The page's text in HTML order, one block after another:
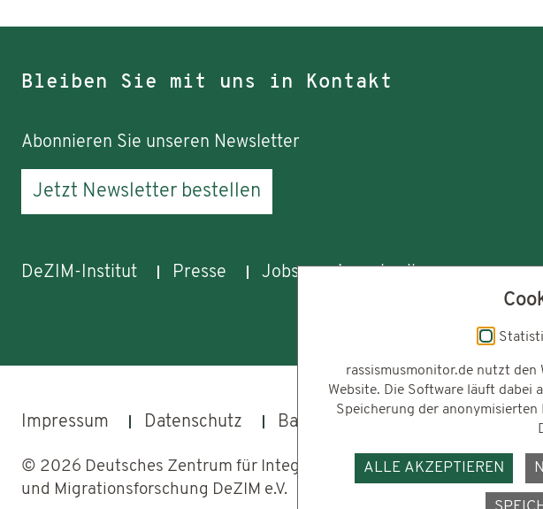
Bleiben Sie mit uns in Kontakt
Abonnieren Sie unseren Newsletter
Jetzt Newsletter bestellen
DeZIM-Institut Presse Jobs
Impressum Datenschutz Barrierefreiheit
© 2026 Deutsches Zentrum für Integrations-
und Migrationsforschung DeZIM e.V.
rassismusmonitor.de nutzt
Website. Die Software läuft dabei
Speicherung der
ALLE AKZEPTIEREN